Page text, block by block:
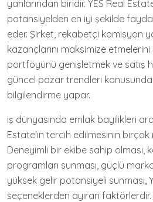
yanlarından biridir. YES Real
potansiyelden en iyi şekilde
eder. Şirket, rekabetçi komisyon
kazançlarını maksimize
portföyünü genişletmek ve satış
güncel pazar trendleri
bilgilendirme yapar.
iş dünyasında emlak bayilikleri
Estate'in tercih edilmesinin birçok
Deneyimli bir ekibe sahip olması,
programları sunması, güçlü
yüksek gelir potansiyeli sunması,
seçeneklerden ayıran